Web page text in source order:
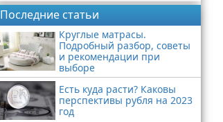
Последние статьи
Круглые матрасы.
Подробный разбор, советы
и рекомендации при
выборе
Есть куда расти? Каковы
перспективы рубля на 2023
год